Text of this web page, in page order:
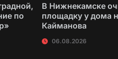
по
В Нижнекамске
площадку у дома
Кайманова
06.08.2026